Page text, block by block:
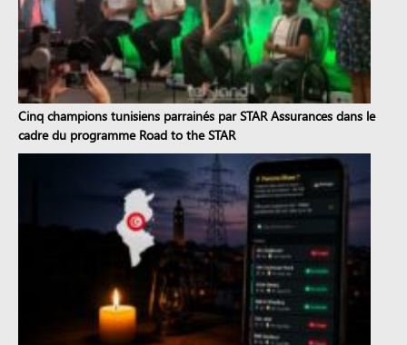
Cinq champions tunisiens parrainés par STAR Assurances dans le
cadre du programme Road to the STAR